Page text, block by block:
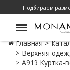
Подбираем
Главная
Верхняя
А919 Куртка-